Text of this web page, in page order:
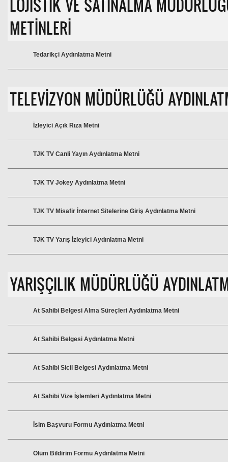
LOJİSTİK VE SATINALMA
METİNLERİ
Tedarikçi Aydınlatma Metni
TELEVİZYON MÜDÜRLÜĞÜ
İzleyici Açık Rıza Metni
TJK TV Canli Yayın Aydınlatma Metni
TJK TV Jokey Aydınlatma Metni
TJK TV Misafir İnternet Sitelerine Giriş Aydınlatma Metni
TJK TV Yarış İzleyici Aydınlatma Metni
YARIŞÇILIK MÜDÜRLÜĞÜ
At Sahibi Belgesi Alma Süreçleri Aydınlatma Metni
At Sahibi Belgesi Aydınlatma Metni
At Sahibi Sicil Belgesi Aydınlatma Metni
At Sahibi Vize İşlemleri Aydınlatma Metni
İsim Başvuru Formu Aydınlatma Metni
Ölüm Bildirim Formu Aydınlatma Metni